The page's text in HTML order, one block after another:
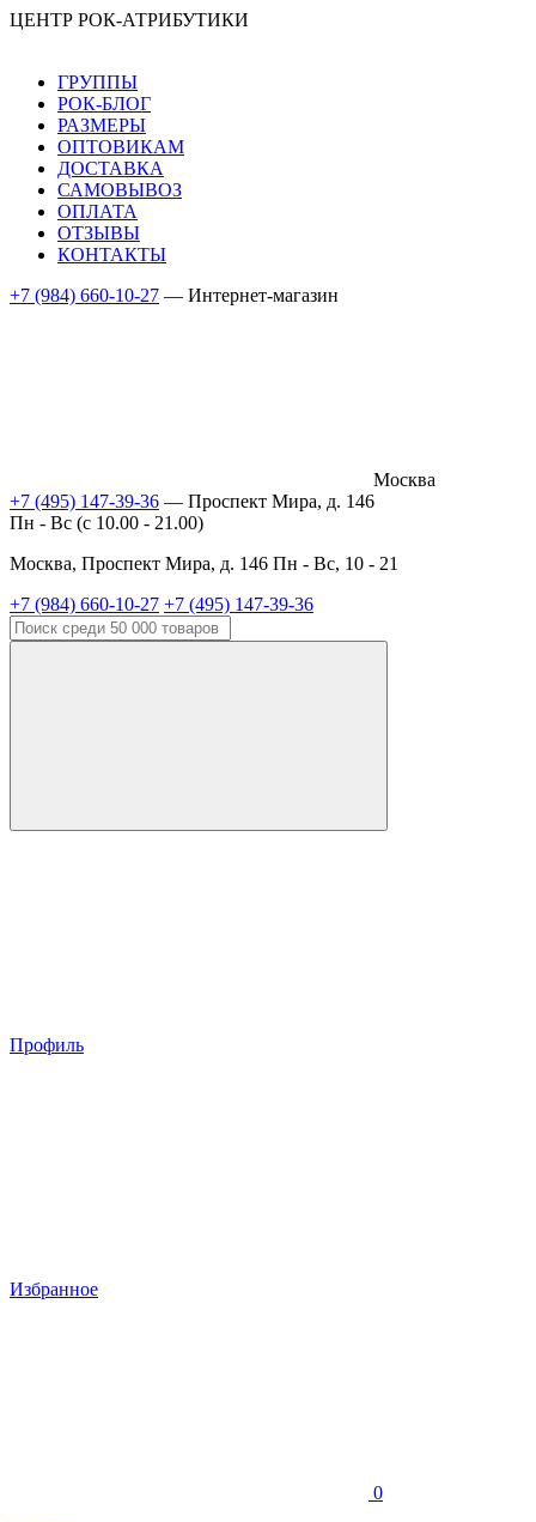
ЦЕНТР РОК-АТРИБУТИКИ
ГРУППЫ
РОК-БЛОГ
РАЗМЕРЫ
ОПТОВИКАМ
ДОСТАВКА
САМОВЫВОЗ
ОПЛАТА
ОТЗЫВЫ
КОНТАКТЫ
+7 (984) 660-10-27 — Интернет-магазин
Москва
+7 (495) 147-39-36 — Проспект Мира, д. 146
Пн - Вс (c 10.00 - 21.00)
Москва, Проспект Мира, д. 146 Пн - Вс, 10 - 21
+7 (984) 660-10-27 +7 (495) 147-39-36
Профиль
Избранное
0